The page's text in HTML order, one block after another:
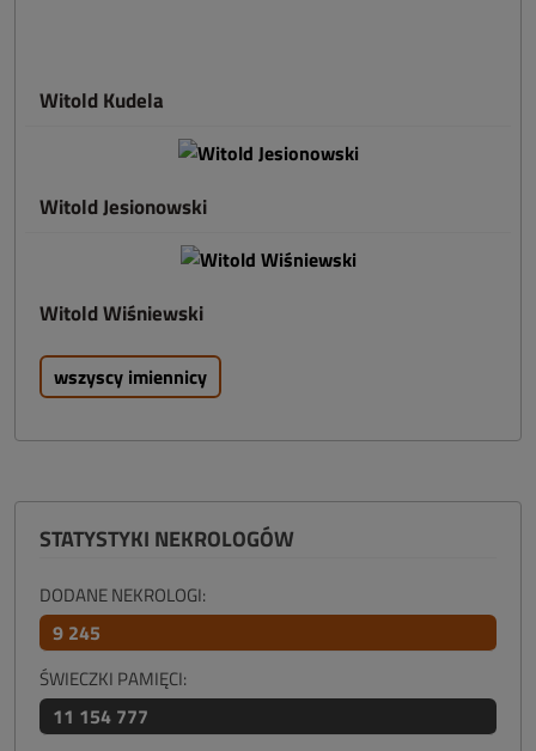
Witold Kudela
Witold Jesionowski
Witold Wiśniewski
wszyscy imiennicy
STATYSTYKI NEKROLOGÓW
DODANE NEKROLOGI:
9 245
ŚWIECZKI PAMIĘCI:
11 154 777